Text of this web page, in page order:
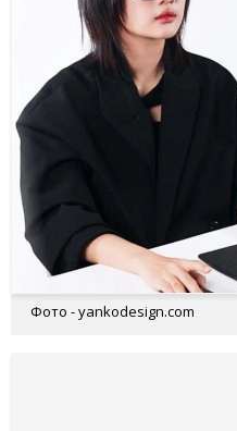
Фото - yankodesign.com